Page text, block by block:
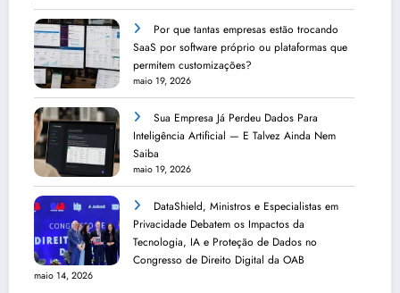
Por que tantas empresas estão trocando
SaaS por software próprio ou plataformas que
permitem customizações?
maio 19, 2026
Sua Empresa Já Perdeu Dados Para
Inteligência Artificial — E Talvez Ainda Nem
Saiba
maio 19, 2026
DataShield, Ministros e Especialistas em
Privacidade Debatem os Impactos da
Tecnologia, IA e Proteção de Dados no
Congresso de Direito Digital da OAB
maio 14, 2026